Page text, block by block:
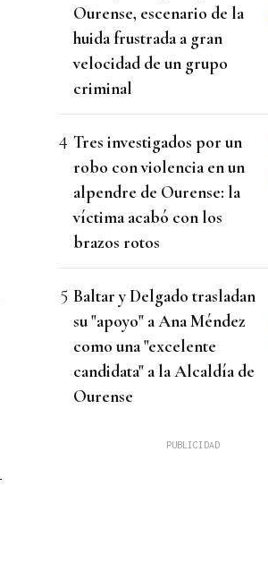
Ourense, escenario de la
huida frustrada a gran
velocidad de un grupo
criminal
Tres investigados por un
robo con violencia en un
alpendre de Ourense: la
víctima acabó con los
brazos rotos
Baltar y Delgado trasladan
su "apoyo" a Ana Méndez
como una "excelente
candidata" a la Alcaldía de
Ourense